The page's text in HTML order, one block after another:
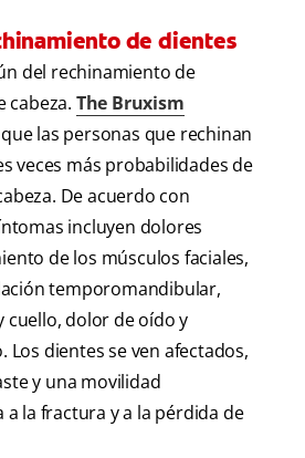
de dientes
del rechinamiento de
cabeza. The Bruxism
las personas que rechinan
veces más probabilidades de
De acuerdo con
incluyen dolores
de los músculos faciales,
temporomandibular,
cuello, dolor de oído y
dientes se ven afectados,
y una movilidad
a la fractura y a la pérdida de